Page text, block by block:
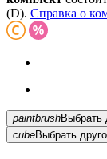
(D). Справка о
paintbrush
cubeВыбрать